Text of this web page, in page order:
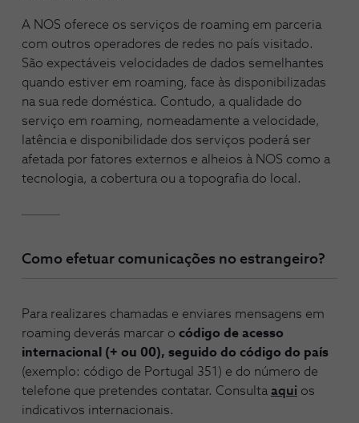
A NOS oferece os serviços de roaming em parceria
com outros operadores de redes no país visitado.
São expectáveis velocidades de dados semelhantes
quando estiver em roaming, face às disponibilizadas
na sua rede doméstica. Contudo, a qualidade do
serviço em roaming, nomeadamente a velocidade,
latência e disponibilidade dos serviços poderá ser
afetada por fatores externos e alheios à NOS como a
tecnologia, a cobertura ou a topografia do local.
Como efetuar comunicações no estrangeiro?
Para realizares chamadas e enviares mensagens em
roaming deverás marcar o código de acesso
internacional (+ ou 00), seguido do código do país
(exemplo: código de Portugal 351) e do número de
telefone que pretendes contatar. Consulta aqui os
indicativos internacionais.